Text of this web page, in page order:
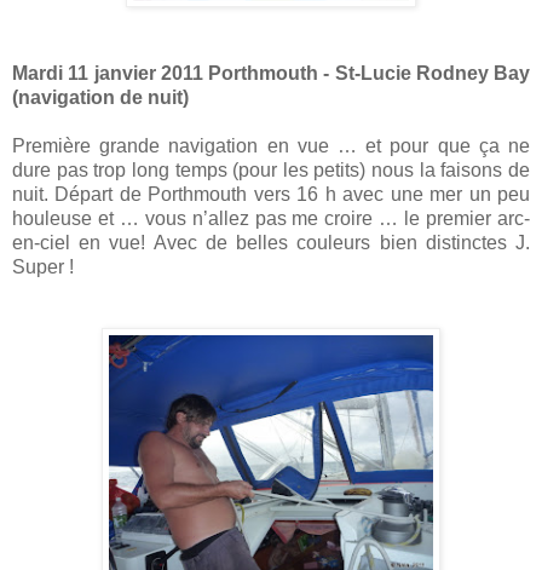
Mardi 11 janvier 2011 Porthmouth - St-Lucie Rodney Bay
(navigation de nuit)
Première grande navigation en vue … et pour que ça ne
dure pas trop long temps (pour les petits) nous la faisons de
nuit. Départ de Porthmouth vers 16 h avec une mer un peu
houleuse et … vous n’allez pas me croire … le premier arc-
en-ciel en vue! Avec de belles couleurs bien distinctes J.
Super !